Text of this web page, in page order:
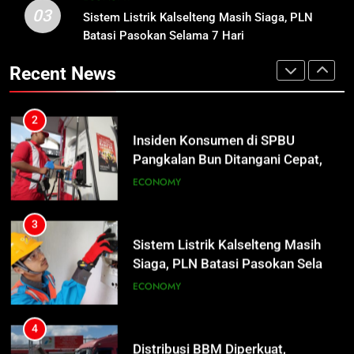
Sistem Listrik Kalselteng Masih
Siaga, PLN Batasi Pasokan Selama
Pertamina Targetkan Antrean di
SPBU Sampit Segera Terurai
ECONOMY
5
Kotim Resmi Jadi Tersangka
Dugaan Korupsi Dana Hibah
Pilkada Rp40 Miliar
HUKUM DAN KRIMINAL
6
Segera Tuntaskan Pemadaman
03
Sistem Listrik Kalselteng Masih Siaga, PLN
Batasi Pasokan Selama 7 Hari
Recent News
2
Insiden Konsumen di SPBU
Pangkalan Bun Ditangani Cepat,
Pertamina Pastikan Pelayanan
Tetap Jalan
3
Sistem Listrik Kalselteng Masih
Siaga, PLN Batasi Pasokan Selama
7 Hari
ECONOMY
4
Distribusi BBM Diperkuat,
Pertamina Targetkan Antrean di
SPBU Sampit Segera Terurai
ECONOMY
5